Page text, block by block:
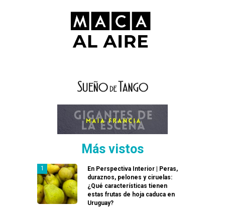
Más vistos
En Perspectiva Interior | Peras,
duraznos, pelones y ciruelas:
¿Qué características tienen
estas frutas de hoja caduca en
Uruguay?